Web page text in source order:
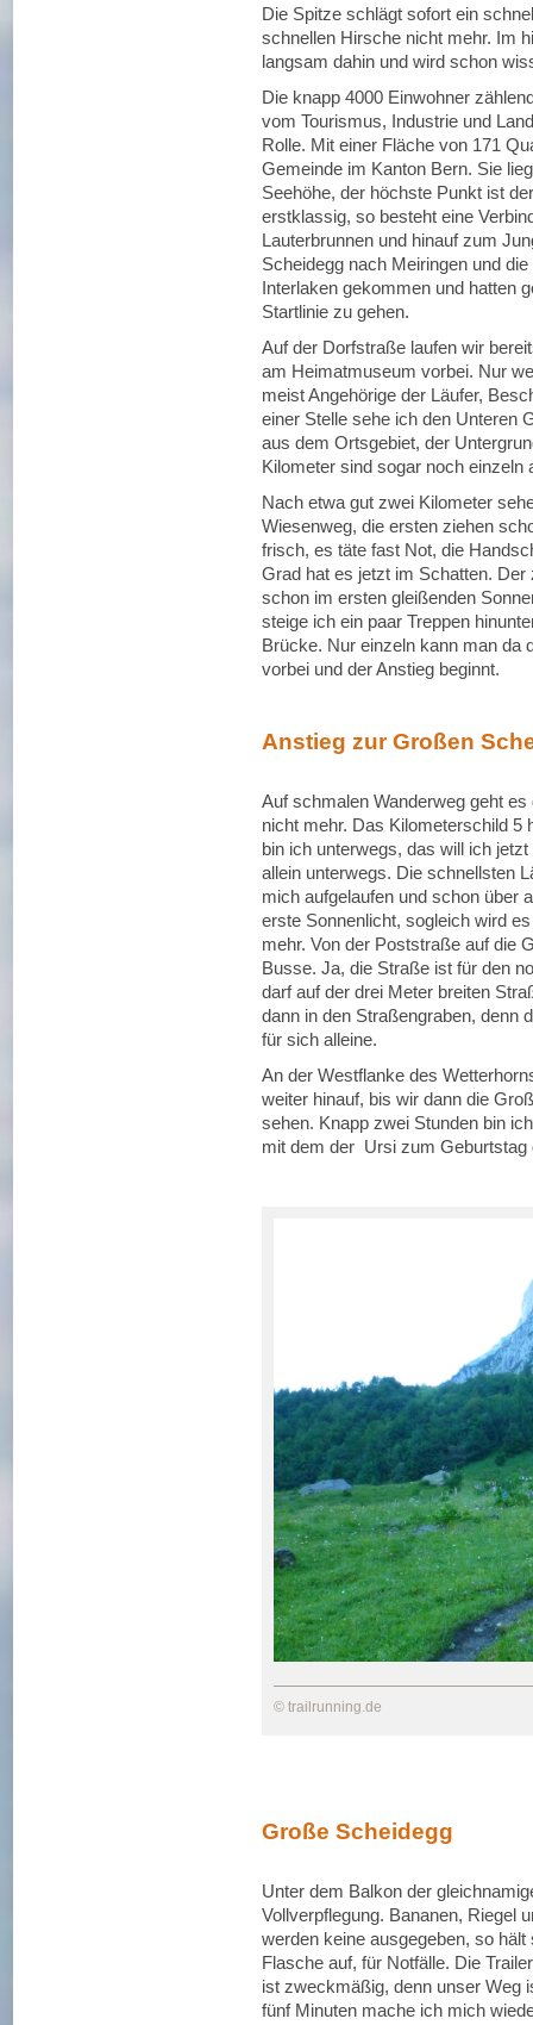
Die Spitze schlägt sofort ein
schnellen Hirsche nicht mehr. Im
langsam dahin und wird schon
Die knapp 4000 Einwohner
vom Tourismus, Industrie und
Rolle. Mit einer Fläche von 171
Gemeinde im Kanton Bern. Sie
Seehöhe, der höchste Punkt ist
erstklassig, so besteht eine
Lauterbrunnen und hinauf zum
Scheidegg nach Meiringen und
Interlaken gekommen und hatten
Startlinie zu gehen.
Auf der Dorfstraße laufen wir
am Heimatmuseum vorbei. Nur
meist Angehörige der Läufer,
einer Stelle sehe ich den Unteren
aus dem Ortsgebiet, der
Kilometer sind sogar noch einzeln
Nach etwa gut zwei Kilometer
Wiesenweg, die ersten ziehen
frisch, es täte fast Not, die
Grad hat es jetzt im Schatten.
schon im ersten gleißenden
steige ich ein paar Treppen
Brücke. Nur einzeln kann man da
vorbei und der Anstieg beginnt.
Anstieg zur Großen
Auf schmalen Wanderweg geht
nicht mehr. Das Kilometerschild 5
bin ich unterwegs, das will ich
allein unterwegs. Die schnellsten
mich aufgelaufen und schon über
erste Sonnenlicht, sogleich wird
mehr. Von der Poststraße auf die
Busse. Ja, die Straße ist für den
darf auf der drei Meter breiten
dann in den Straßengraben, denn
für sich alleine.
An der Westflanke des
weiter hinauf, bis wir dann die
sehen. Knapp zwei Stunden bin
mit dem der Ursi zum Geburtstag
© trailrunning.de
Große Scheidegg
Unter dem Balkon der
Vollverpflegung. Bananen, Riegel
werden keine ausgegeben, so
Flasche auf, für Notfälle. Die
ist zweckmäßig, denn unser Weg
fünf Minuten mache ich mich